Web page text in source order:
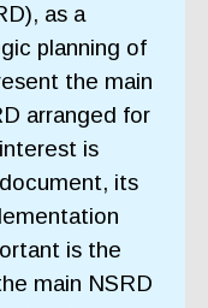
as a
planning of
the main
arranged for
is
its
is the
main NSRD